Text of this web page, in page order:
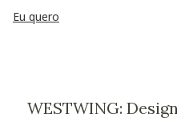
Eu quero
WESTWING: